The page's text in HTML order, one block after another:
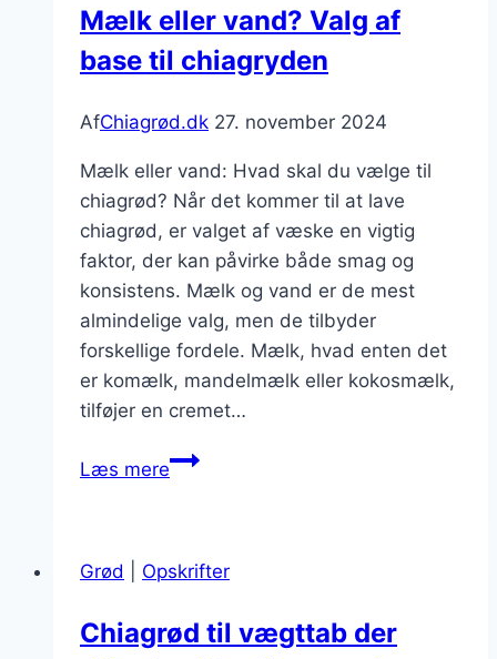
gode
næringsstoffer
Mælk eller vand? Valg af
base til chiagryden
AfChiagrød.dk 27. november 2024
Mælk eller vand: Hvad skal du vælge til
chiagrød? Når det kommer til at lave
chiagrød, er valget af væske en vigtig
faktor, der kan påvirke både smag og
konsistens. Mælk og vand er de mest
almindelige valg, men de tilbyder
forskellige fordele. Mælk, hvad enten det
er komælk, mandelmælk eller kokosmælk,
tilføjer en cremet…
Læs mereMælk
af
til
Grød Opskrifter
Chiagrød til vægttab der